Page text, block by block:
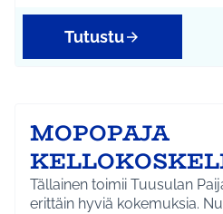
Tutustu
MOPOPAJA
Tällainen toimii Tuusulan
erittäin hyviä kokemuksia.